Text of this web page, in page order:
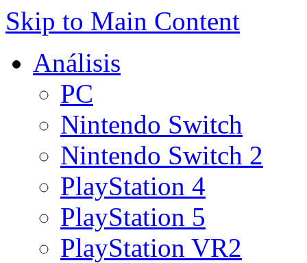
Skip to Main Content
Análisis
PC
Nintendo Switch
Nintendo Switch 2
PlayStation 4
PlayStation 5
PlayStation VR2